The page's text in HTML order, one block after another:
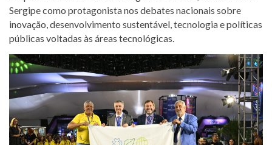
Sergipe como protagonista nos debates nacionais sobre
inovação, desenvolvimento sustentável, tecnologia e políticas
públicas voltadas às áreas tecnológicas.